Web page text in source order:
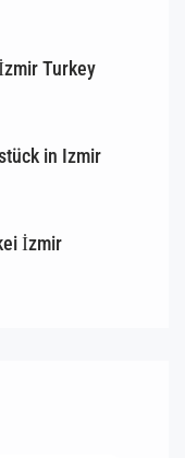
Turkey
in Izmir
İzmir